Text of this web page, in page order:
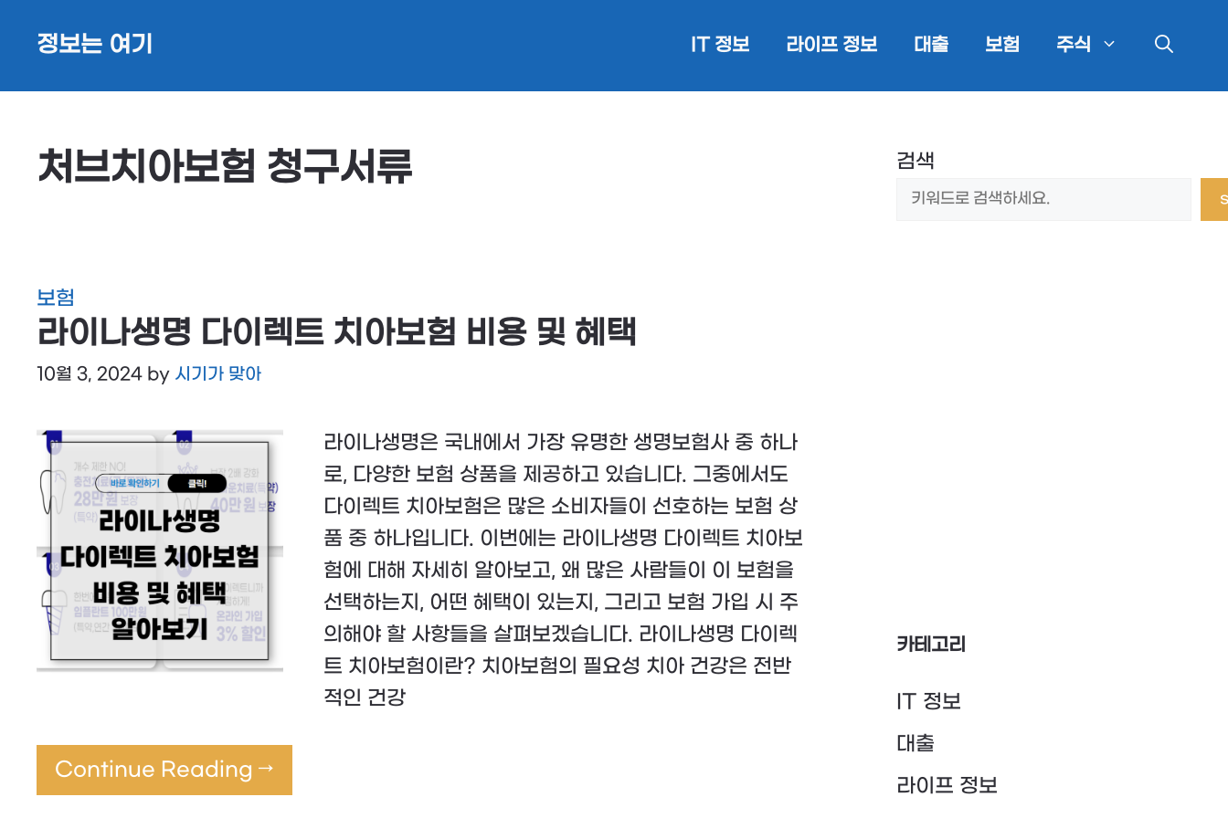
정보는 여기 IT 정보 라이프 정보 대출 보험 주식
처브치아보험 청구서류
보험
라이나생명 다이렉트 치아보험 비용 및 혜택
10월 3, 2024 by 시기가 맞아
라이나생명은 국내에서 가장 유명한 생명보험사 중 하나
로, 다양한 보험 상품을 제공하고 있습니다. 그중에서도
다이렉트 치아보험은 많은 소비자들이 선호하는 보험 상
품 중 하나입니다. 이번에는 라이나생명 다이렉트 치아보
험에 대해 자세히 알아보고, 왜 많은 사람들이 이 보험을
선택하는지, 어떤 혜택이 있는지, 그리고 보험 가입 시 주
의해야 할 사항들을 살펴보겠습니다. 라이나생명 다이렉
트 치아보험이란? 치아보험의 필요성 치아 건강은 전반
적인 건강
Continue Reading →
검색
카테고리
IT 정보
대출
라이프 정보